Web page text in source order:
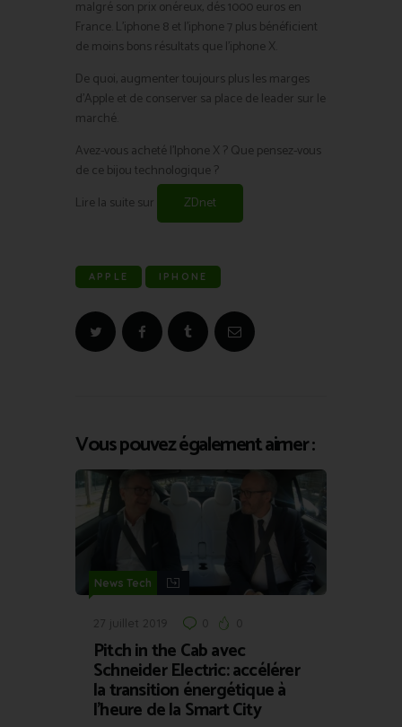
malgré son prix onéreux, dés 1000 euros en
France. L’iphone 8 et l’iphone 7 plus bénéficient
de moins bons résultats que l’iphone X.
De quoi, augmenter toujours plus les marges
d’Apple et de conserver sa place de leader sur le
marché.
Avez-vous acheté l’Iphone X ? Que pensez-vous
de ce bijou technologique ?
Lire la suite sur
ZDnet
APPLE IPHONE
Vous pouvez également aimer :
News Tech
27 juillet 2019 0 0
Pitch in the Cab avec
Schneider Electric: accélérer
la transition énergétique à
l’heure de la Smart City